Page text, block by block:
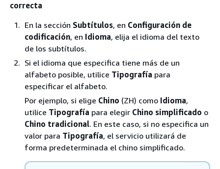
correcta
En la sección Subtítulos, en Configuración de
codificación, en Idioma, elija el idioma del texto
de los subtítulos.
Si el idioma que especifica tiene más de un
alfabeto posible, utilice Tipografía para
especificar el alfabeto.
Por ejemplo, si elige Chino (ZH) como Idioma,
utilice Tipografía para elegir Chino simplificado o
Chino tradicional. En este caso, si no especifica un
valor para Tipografía, el servicio utilizará de
forma predeterminada el chino simplificado.